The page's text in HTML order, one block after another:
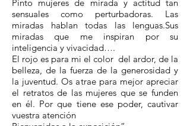
Pinto mujeres de mirada y actitud tan
sensuales como perturbadoras. Las
miradas hablan todas las lenguas.Sus
miradas que me inspiran por su
inteligencia y vivacidad….
El rojo es para mi el color del ardor, de la
belleza, de la fuerza de la generosidad y
la juventud. Os atrae para mejor apreciar
el retratos de las mujeres que se funden
en él. Por que tiene ese poder, cautivar
vuestra atención